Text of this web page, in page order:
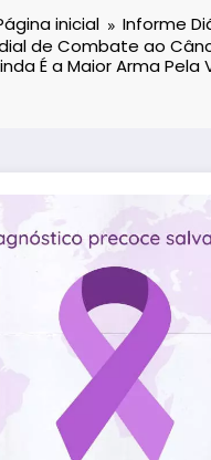
inicial
Informe
de Combate ao
É a Maior Arma Pela